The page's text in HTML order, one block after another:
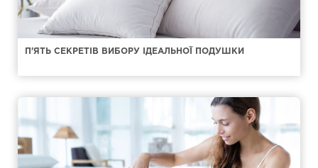
П'ЯТЬ СЕКРЕТІВ ВИБОРУ ІДЕАЛЬНОЇ ПОДУШКИ